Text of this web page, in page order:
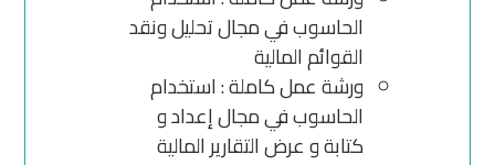
الحاسوب في مجال تحليل ونقد
القوائم المالية
ورشة عمل كاملة : استخدام
الحاسوب في مجال إعداد و
كتابة و عرض التقارير المالية